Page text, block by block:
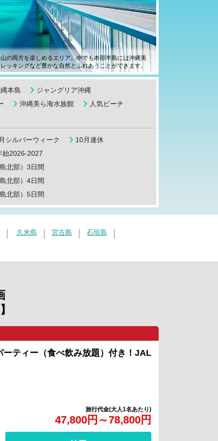
の両方を楽しめるエリア。中でも本部半島には沖縄美
キングなど豊かな自然とふれあうことができます。
本島
ジャングリア沖縄
沖縄美ら海水族館 人気ビーチ
シルバーウィーク
10月連休
始2026-2027
北部）3日間
北部）4日間
北部）5日間
久米島 宮古島 石垣島
ティー（食べ飲み放題）付き！JAL
旅行代金(大人1名あたり)
47,800円～78,800円